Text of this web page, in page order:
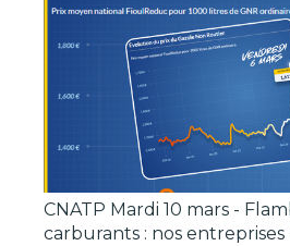
CNATP Mardi 10 mars -
carburants : nos